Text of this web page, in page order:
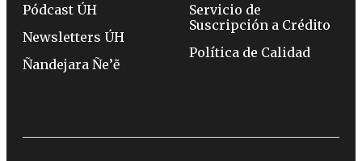
Pódcast ÚH
Newsletters ÚH
Ñandejara Ñe’ẽ
Servicio de
Suscripción a Crédito
Política de Calidad